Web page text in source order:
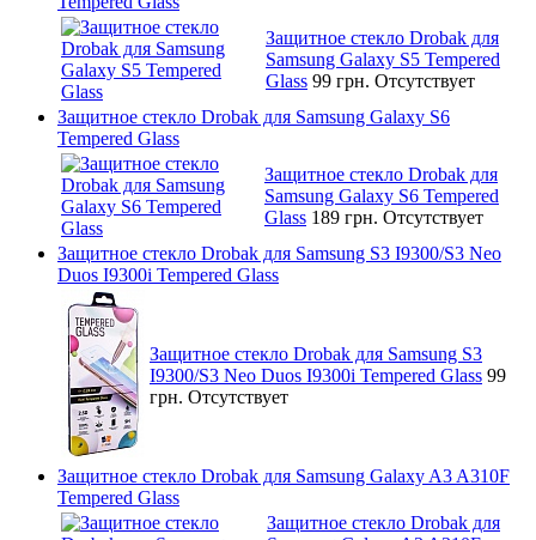
Защитное стекло Drobak для
Samsung Galaxy S5 Tempered
Glass 99 грн. Отсутствует
Защитное стекло Drobak для Samsung Galaxy S6
Tempered Glass
Защитное стекло Drobak для
Samsung Galaxy S6 Tempered
Glass 189 грн. Отсутствует
Защитное стекло Drobak для Samsung S3 I9300/S3 Neo
Duos I9300i Tempered Glass
Защитное стекло Drobak для Samsung S3
I9300/S3 Neo Duos I9300i Tempered Glass 99
грн. Отсутствует
Защитное стекло Drobak для Samsung Galaxy A3 A310F
Tempered Glass
Защитное стекло Drobak для